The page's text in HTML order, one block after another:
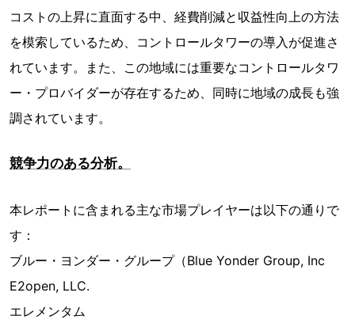
コストの上昇に直面する中、経費削減と収益性向上の方法
を模索しているため、コントロールタワーの導入が促進さ
れています。また、この地域には重要なコントロールタワ
ー・プロバイダーが存在するため、同時に地域の成長も強
調されています。
競争力のある分析。
本レポートに含まれる主な市場プレイヤーは以下の通りで
す：
ブルー・ヨンダー・グループ（Blue Yonder Group, Inc
E2open, LLC.
エレメンタム